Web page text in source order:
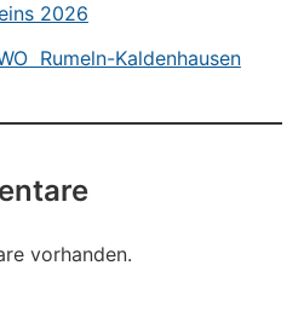
2026
Rumeln-Kaldenhausen
vorhanden.